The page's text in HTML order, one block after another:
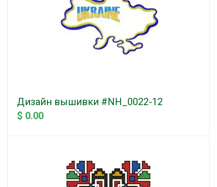
Дизайн вышивки #NH_0022-12
$ 0.00